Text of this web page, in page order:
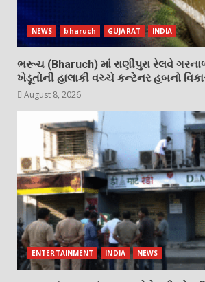
NEWS bharuch GUJARAT INDIA
ભરૂચ (Bharuch) માં રાણીપુરા રેલવે
ખેડૂતોની હાલાકી વચ્ચે કન્ટેનર હબનો
August 8, 2026
ENTERTAINMENT INDIA NEWS